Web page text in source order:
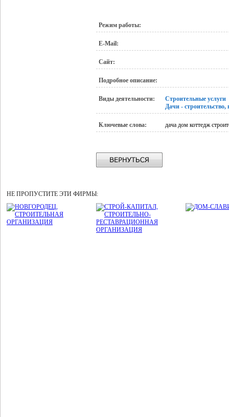
Режим работы:
E-Mail:
Сайт:
Подробное описание:
Виды деятельности:
Строительные услуги
Дачи - строительство,
Ключевые слова: дача дом коттедж
НЕ ПРОПУСТИТЕ ЭТИ ФИРМЫ: